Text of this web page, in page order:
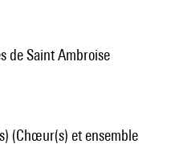
de Saint Ambroise
(Chœur(s) et ensemble